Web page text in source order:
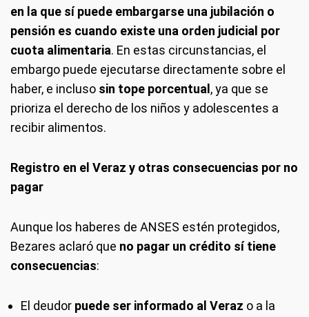
en la que sí puede embargarse una jubilación o
pensión es cuando existe una orden judicial por
cuota alimentaria. En estas circunstancias, el
embargo puede ejecutarse directamente sobre el
haber, e incluso sin tope porcentual , ya que se
prioriza el derecho de los niños y adolescentes a
recibir alimentos.
Registro en el Veraz y otras consecuencias por no
pagar
Aunque los haberes de ANSES estén protegidos,
Bezares aclaró que no pagar un crédito sí tiene
consecuencias:
El deudor puede ser informado al Veraz o a la